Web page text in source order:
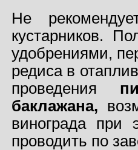
Не
кустарников.
удобрениями,
редиса в
проведения
баклажана,
винограда при
проводить по